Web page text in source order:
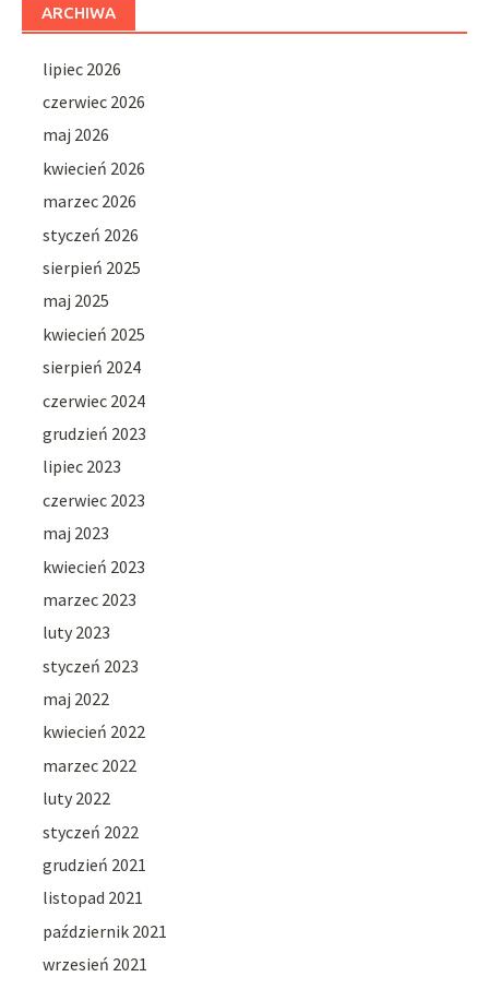
ARCHIWA
lipiec 2026
czerwiec 2026
maj 2026
kwiecień 2026
marzec 2026
styczeń 2026
sierpień 2025
maj 2025
kwiecień 2025
sierpień 2024
czerwiec 2024
grudzień 2023
lipiec 2023
czerwiec 2023
maj 2023
kwiecień 2023
marzec 2023
luty 2023
styczeń 2023
maj 2022
kwiecień 2022
marzec 2022
luty 2022
styczeń 2022
grudzień 2021
listopad 2021
październik 2021
wrzesień 2021